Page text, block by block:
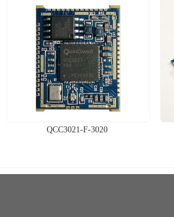
QCC3021-F-3020